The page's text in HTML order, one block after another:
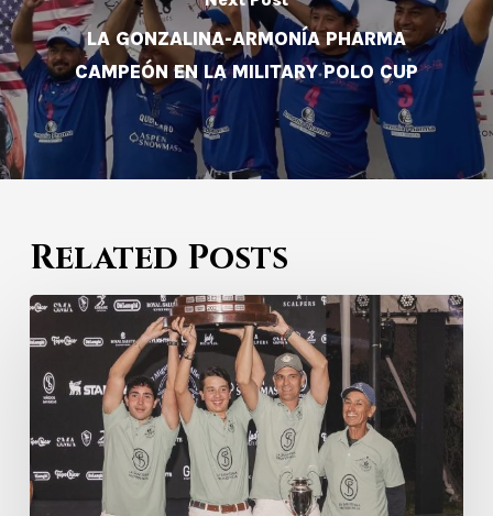
LA GONZALINA-ARMONÍA PHARMA
CAMPEÓN EN LA MILITARY POLO CUP
Related Posts